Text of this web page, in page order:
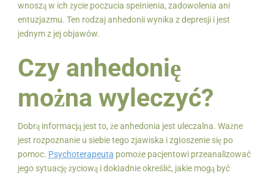
wnoszą w ich życie poczucia spełnienia, zadowolenia ani
entuzjazmu. Ten rodzaj anhedonii wynika z depresji i jest
jednym z jej objawów.
Czy anhedonię
można wyleczyć?
Dobrą informacją jest to, że anhedonia jest uleczalna. Ważne
jest rozpoznanie u siebie tego zjawiska i zgłoszenie się po
pomoc. Psychoterapeuta pomoże pacjentowi przeanalizować
jego sytuację życiową i dokładnie określić, jakie mogą być